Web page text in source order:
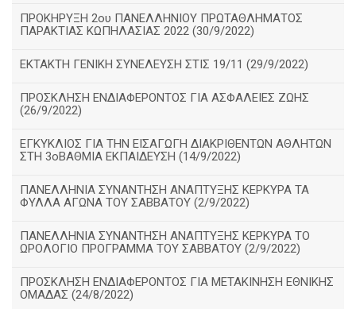
ΠΡΟΚΗΡΥΞΗ 2ου ΠΑΝΕΛΛΗΝΙΟΥ ΠΡΩΤΑΘΛΗΜΑΤΟΣ
ΠΑΡΑΚΤΙΑΣ ΚΩΠΗΛΑΣΙΑΣ 2022 (30/9/2022)
ΕΚΤΑΚΤΗ ΓΕΝΙΚΗ ΣΥΝΕΛΕΥΣΗ ΣΤΙΣ 19/11 (29/9/2022)
ΠΡΟΣΚΛΗΣΗ ΕΝΔΙΑΦΕΡΟΝΤΟΣ ΓΙΑ ΑΣΦΑΛΕΙΕΣ ΖΩΗΣ
(26/9/2022)
ΕΓΚΥΚΛΙΟΣ ΓΙΑ ΤΗΝ ΕΙΣΑΓΩΓΗ ΔΙΑΚΡΙΘΕΝΤΩΝ ΑΘΛΗΤΩΝ
ΣΤΗ 3οΒΑΘΜΙΑ ΕΚΠΑΙΔΕΥΣΗ (14/9/2022)
ΠΑΝΕΛΛΗΝΙΑ ΣΥΝΑΝΤΗΣΗ ΑΝΑΠΤΥΞΗΣ ΚΕΡΚΥΡΑ ΤΑ
ΦΥΛΛΑ ΑΓΩΝΑ ΤΟΥ ΣΑΒΒΑΤΟΥ (2/9/2022)
ΠΑΝΕΛΛΗΝΙΑ ΣΥΝΑΝΤΗΣΗ ΑΝΑΠΤΥΞΗΣ ΚΕΡΚΥΡΑ ΤΟ
ΩΡΟΛΟΓΙΟ ΠΡΟΓΡΑΜΜΑ ΤΟΥ ΣΑΒΒΑΤΟΥ (2/9/2022)
ΠΡΟΣΚΛΗΣΗ ΕΝΔΙΑΦΕΡΟΝΤΟΣ ΓΙΑ ΜΕΤΑΚΙΝΗΣΗ ΕΘΝΙΚΗΣ
ΟΜΑΔΑΣ (24/8/2022)